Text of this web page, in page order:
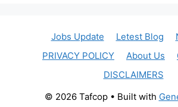
Jobs Update Letest Blog
PRIVACY POLICY
About Us
DISCLAIMERS
© 2026 Tafcop• Built with